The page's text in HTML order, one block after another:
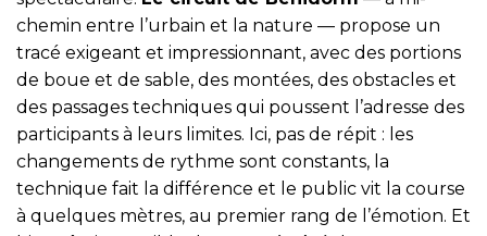
chemin entre l’urbain et la nature — propose un
tracé exigeant et impressionnant, avec des portions
de boue et de sable, des montées, des obstacles et
des passages techniques qui poussent l’adresse des
participants à leurs limites. Ici, pas de répit : les
changements de rythme sont constants, la
technique fait la différence et le public vit la course
à quelques mètres, au premier rang de l’émotion. Et